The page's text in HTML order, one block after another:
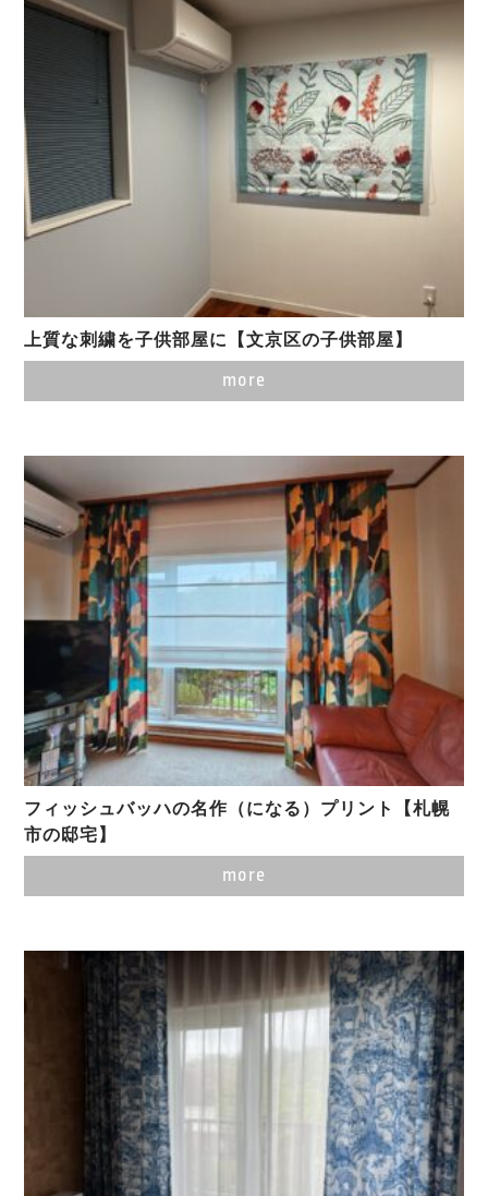
上質な刺繍を子供部屋に【文京区の子供部屋】
more
フィッシュバッハの名作（になる）プリント【札幌
市の邸宅】
more